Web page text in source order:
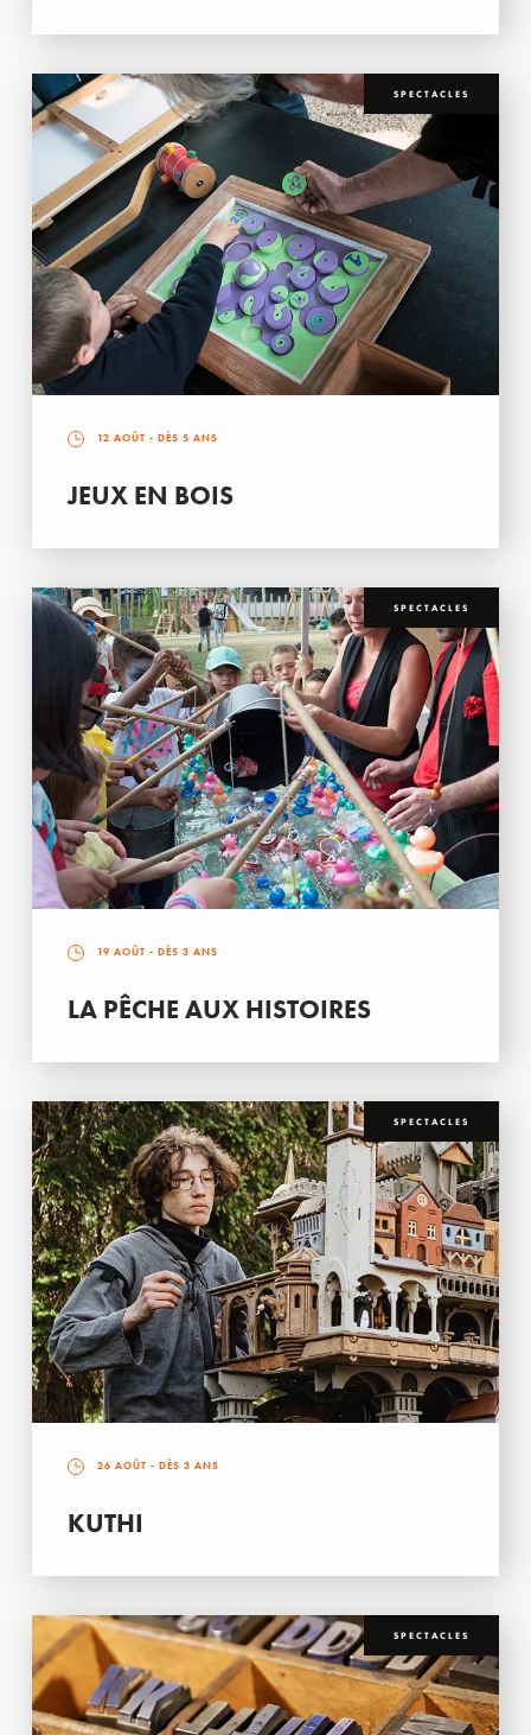
SPECTACLES
12 AOÛT - DÈS 5 ANS
JEUX EN BOIS
SPECTACLES
19 AOÛT - DÈS 3 ANS
LA PÊCHE AUX HISTOIRES
SPECTACLES
26 AOÛT - DÈS 3 ANS
KUTHI
SPECTACLES